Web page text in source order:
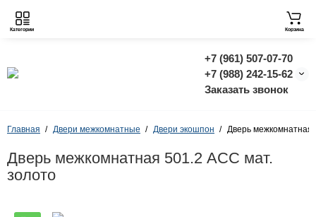
+7 (961) 507-07-70
+7 (988) 242-15-62
Заказать звонок
Категории Корзина
Главная Двери межкомнатные Двери экошпон Дверь
Дверь межкомнатная 501.2 АСС мат.
золото